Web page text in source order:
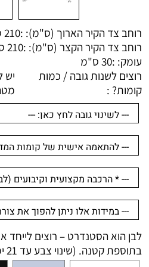
רוחב צד הקיר הארוך (ס"מ): :210 ס"מ
רוחב צד הקיר הקצר (ס"מ): :210 ס"מ
עומק: :30 ס"מ
רוצים לשנות גובה / כמות
קומות? :
יש
לבן הוא הסטנדרט – רוצים לייחד
בתוספת קטנה. (שינוי צבע עד 21 ימי עסקים: